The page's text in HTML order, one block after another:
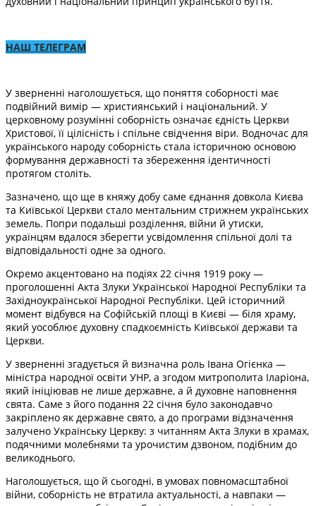
НАШ ТЕЛЕГРАМ
У зверненні наголошується, що поняття соборності має
подвійний вимір — християнський і національний. У
церковному розумінні соборність означає єдність Церкви
Христової, її цілісність і спільне свідчення віри. Водночас для
українського народу соборність стала історичною основою
формування державності та збереження ідентичності
протягом століть.
Зазначено, що ще в княжу добу саме єднання довкола Києва
та Київської Церкви стало ментальним стрижнем українських
земель. Попри подальші розділення, війни й утиски,
українцям вдалося зберегти усвідомлення спільної долі та
відповідальності одне за одного.
Окремо акцентовано на подіях 22 січня 1919 року —
проголошенні Акта Злуки Української Народної Республіки та
Західноукраїнської Народної Республіки. Цей історичний
момент відбувся на Софійській площі в Києві — біля храму,
який уособлює духовну спадкоємність Київської держави та
Церкви.
У зверненні згадується й визначна роль Івана Огієнка —
міністра народної освіти УНР, а згодом митрополита Іларіона,
який ініціював не лише державне, а й духовне наповнення
свята. Саме з його подання 22 січня було законодавчо
закріплено як державне свято, а до програми відзначення
залучено Українську Церкву: з читанням Акта Злуки в храмах,
подячними молебнями та урочистим дзвоном, подібним до
великоднього.
Наголошується, що й сьогодні, в умовах повномасштабної
війни, соборність не втратила актуальності, а навпаки —